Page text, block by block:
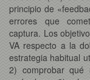
principio de
errores que
captura. Los
VA respecto a la
estrategia habitual
2) comprobar qué